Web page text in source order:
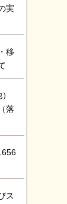
実
移
落
ス